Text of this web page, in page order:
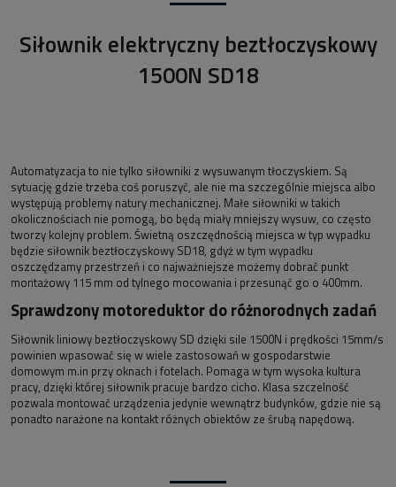
Siłownik elektryczny beztłoczyskowy
1500N SD18
Automatyzacja to nie tylko siłowniki z wysuwanym tłoczyskiem. Są
sytuację gdzie trzeba coś poruszyć, ale nie ma szczególnie miejsca albo
występują problemy natury mechanicznej. Małe siłowniki w takich
okolicznościach nie pomogą, bo będą miały mniejszy wysuw, co często
tworzy kolejny problem. Świetną oszczędnością miejsca w typ wypadku
będzie siłownik beztłoczyskowy SD18, gdyż w tym wypadku
oszczędzamy przestrzeń i co najważniejsze możemy dobrać punkt
montażowy 115 mm od tylnego mocowania i przesunąć go o 400mm.
Sprawdzony motoreduktor do różnorodnych zadań
Siłownik liniowy beztłoczyskowy SD dzięki sile 1500N i prędkości 15mm/s
powinien wpasować się w wiele zastosowań w gospodarstwie
domowym m.in przy oknach i fotelach. Pomaga w tym wysoka kultura
pracy, dzięki której siłownik pracuje bardzo cicho. Klasa szczelność
pozwala montować urządzenia jedynie wewnątrz budynków, gdzie nie są
ponadto narażone na kontakt różnych obiektów ze śrubą napędową.